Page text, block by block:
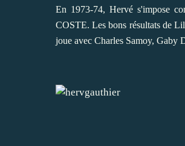
En 1973-74, Hervé s'impose
COSTE. Les bons résultats de
joue avec Charles Samoy, Gaby
Hervé